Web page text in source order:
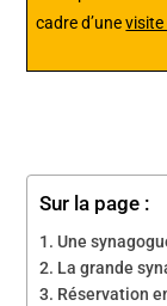
cadre d’unevisite
Sur la page :
Une
La grande
Réservation